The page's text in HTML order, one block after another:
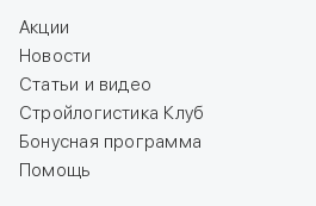
Акции
Новости
Статьи и видео
Стройлогистика Клуб
Бонусная программа
Помощь